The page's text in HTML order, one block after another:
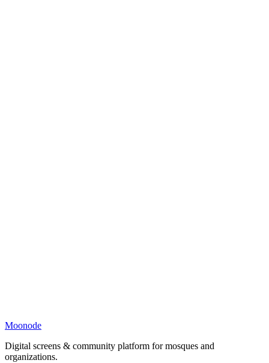
Moonode
Digital screens & community platform for mosques and
organizations.